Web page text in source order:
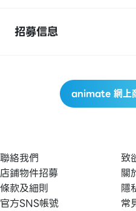
招募信息
animate 網上
聯絡我們
致
店鋪物件招募
關
條款及細則
隱
官方SNS帳號
常